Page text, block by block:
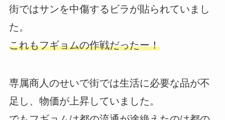
街ではサンを中傷するビラが貼られていまし
た。
これもフギョムの作戦だったー！
専属商人のせいで街では生活に必要な品が不
足し、物価が上昇していました。